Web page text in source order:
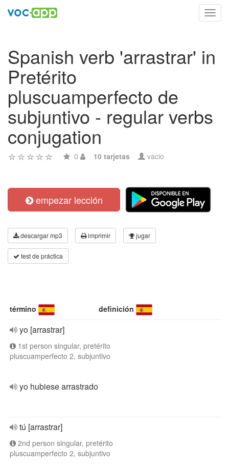
Spanish verb 'arrastrar' in
Pretérito
pluscuamperfecto de
subjuntivo - regular verbs
conjugation
0 10 tarjetas vacio
empezar lección
descargar mp3 imprimir jugar
test de práctica
término definición
yo [arrastrar]
1st person singular, pretérito
pluscuamperfecto 2, subjuntivo
yo hubiese arrastrado
tú [arrastrar]
2nd person singular, pretérito
pluscuamperfecto 2, subjuntivo